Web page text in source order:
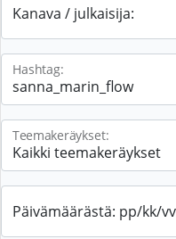
Kanava / julkaisija:
Hashtag:
Teemakeräykset:
Päivämäärästä: pp/kk/